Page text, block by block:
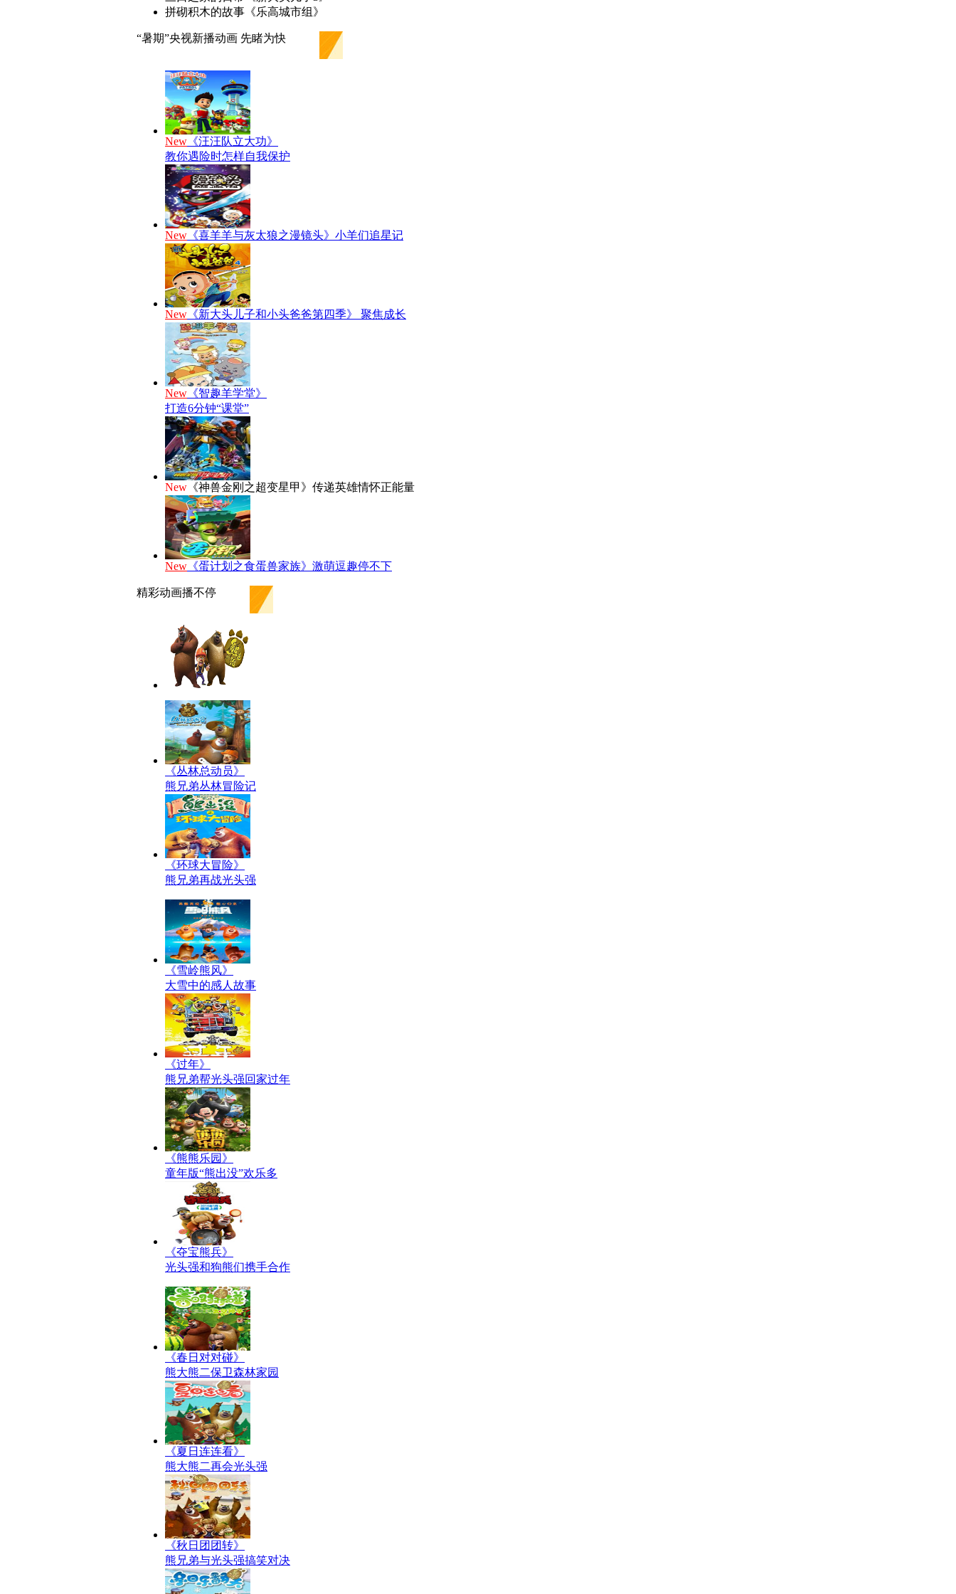
拼砌积木的故事 《乐高城市组》
“暑期”央视新播动画 先睹为快
New 《汪汪队立大功》
教你遇险时怎样自我保护
New 《喜羊羊与灰太狼之漫镜头》小羊们追星记
New 《新大头儿子和小头爸爸第四季》 聚焦成长
New 《智趣羊学堂》
打造6分钟“课堂”
New 《神兽金刚之超变星甲》传递英雄情怀正能量
New 《蛋计划之食蛋兽家族》激萌逗趣停不下
精彩动画播不停
《丛林总动员》
熊兄弟丛林冒险记
《环球大冒险》
熊兄弟再战光头强
《雪岭熊风》
大雪中的感人故事
《过年》
熊兄弟帮光头强回家过年
《熊熊乐园》
童年版“熊出没”欢乐多
《夺宝熊兵》
光头强和狗熊们携手合作
《春日对对碰》
熊大熊二保卫森林家园
《夏日连连看》
熊大熊二再会光头强
《秋日团团转》
熊兄弟与光头强搞笑对决